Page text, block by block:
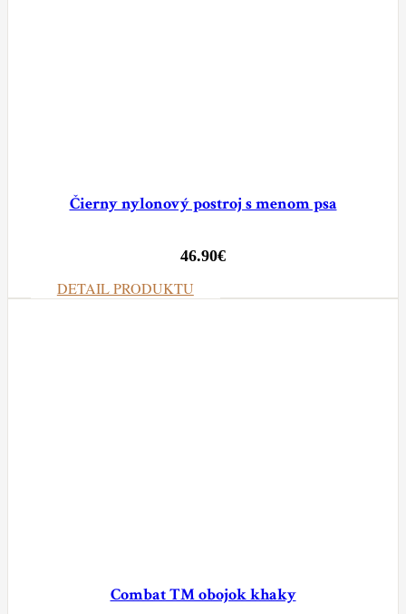
Čierny nylonový postroj s menom psa
46.90€
DETAIL PRODUKTU
Combat TM obojok khaky